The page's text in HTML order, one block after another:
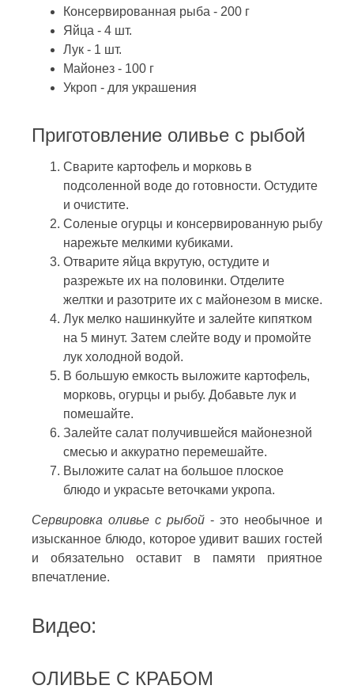
Консервированная рыба - 200 г
Яйца - 4 шт.
Лук - 1 шт.
Майонез - 100 г
Укроп - для украшения
Приготовление оливье с рыбой
Сварите картофель и морковь в
подсоленной воде до готовности. Остудите
и очистите.
Соленые огурцы и консервированную рыбу
нарежьте мелкими кубиками.
Отварите яйца вкрутую, остудите и
разрежьте их на половинки. Отделите
желтки и разотрите их с майонезом в миске.
Лук мелко нашинкуйте и залейте кипятком
на 5 минут. Затем слейте воду и промойте
лук холодной водой.
В большую емкость выложите картофель,
морковь, огурцы и рыбу. Добавьте лук и
помешайте.
Залейте салат получившейся майонезной
смесью и аккуратно перемешайте.
Выложите салат на большое плоское
блюдо и украсьте веточками укропа.
Сервировка оливье с рыбой - это необычное и
изысканное блюдо, которое удивит ваших гостей
и обязательно оставит в памяти приятное
впечатление.
Видео:
ОЛИВЬЕ С КРАБОМ